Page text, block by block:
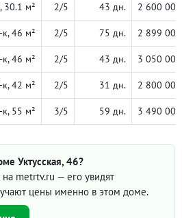
30.1 м² 2/5 43 дн. 2 600 000
к, 46 м² 2/5 75 дн. 2 899 000
к, 46 м² 2/5 43 дн. 3 050 000
к, 42 м² 2/5 31 дн. 2 800 000
к, 55 м² 3/5 59 дн. 3 490 000
Уктусская, 46?
metrtv.ru — его увидят
цены именно в этом доме.